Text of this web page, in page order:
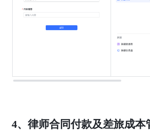
4、律师合同付款及差旅成本